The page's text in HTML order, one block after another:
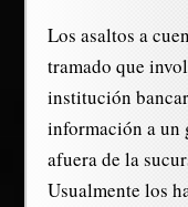
Los asaltos a
tramado que
institución
información a un
afuera de la
Usualmente los